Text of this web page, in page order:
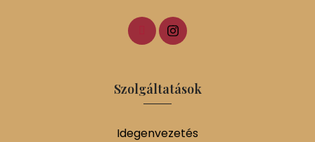
Szolgáltatások
Idegenvezetés